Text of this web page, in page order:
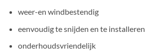
weer-en windbestendig
eenvoudig te snijden en te installeren
onderhoudsvriendelijk